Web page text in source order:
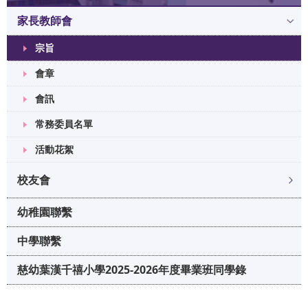
家長教師會
宗旨
會章
會訊
常務委員名單
活動花絮
校友會
幼稚園聯繫
中學聯繫
慈幼葉漢千禧小學2025-2026年度畢業班同學錄